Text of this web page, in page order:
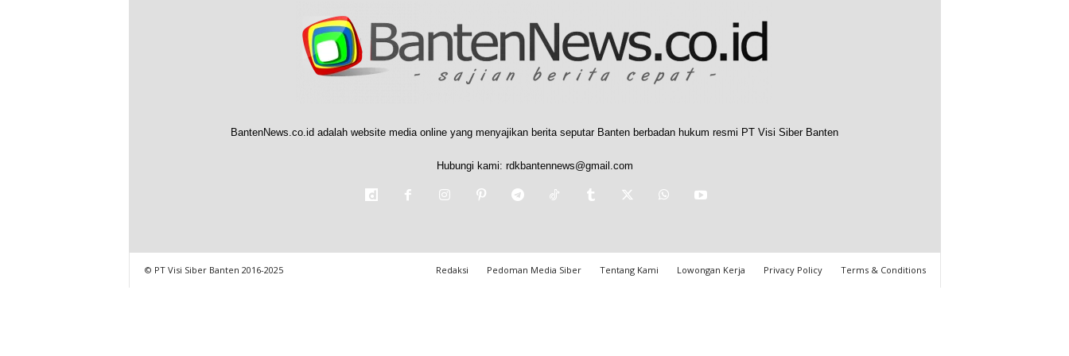
BantenNews.co.id adalah website media online yang menyajikan berita seputar Banten berbadan hukum resmi PT Visi Siber Banten
Hubungi kami: rdkbantennews@gmail.com
Redaksi Pedoman Media Siber Tentang Kami Lowongan Kerja Privacy Policy Terms & Conditions
© PT Visi Siber Banten 2016-2025